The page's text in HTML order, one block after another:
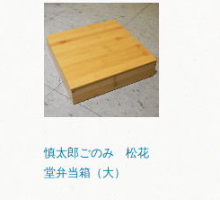
慎太郎ごのみ 松花
堂弁当箱（大）